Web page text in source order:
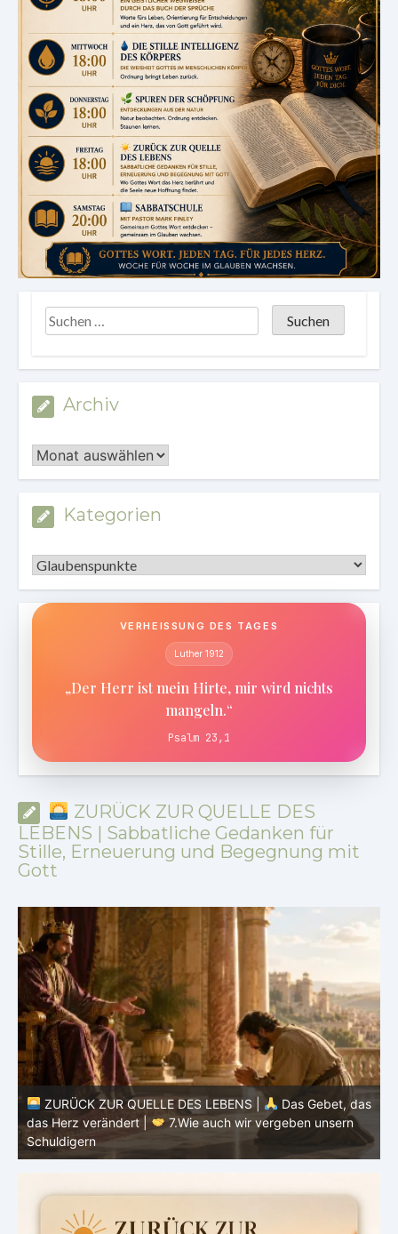
Archiv
Archiv
Kategorien
Kategorien
VERHEISSUNG DES TAGES
Luther 1912
„Der Herr ist mein Hirte, mir wird nichts
mangeln.“
Psalm 23,1
ZURÜCK ZUR QUELLE DES
LEBENS | Sabbatliche Gedanken für
Stille, Erneuerung und Begegnung mit
Gott
ZURÜCK ZUR QUELLE DES LEBENS |
Das Gebet, das
das Herz verändert |
7.Wie auch wir vergeben unsern
Schuldigern